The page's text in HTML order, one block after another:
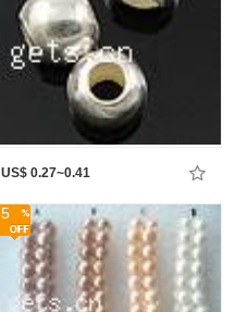
US$ 0.27~0.41
5